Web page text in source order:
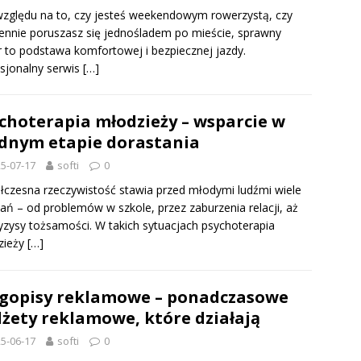
na to, czy jesteś weekendowym rowerzystą, czy
poruszasz się jednośladem po mieście, sprawny
to podstawa komfortowej i bezpiecznej jazdy.
serwis […]
młodzieży – wsparcie w
etapie dorastania
07-17 softi 0
rzeczywistość stawia przed młodymi ludźmi wiele
– od problemów w szkole, przez zaburzenia relacji, aż
tożsamości. W takich sytuacjach psychoterapia
[…]
reklamowe – ponadczasowe
reklamowe, które działają
06-17 softi 0